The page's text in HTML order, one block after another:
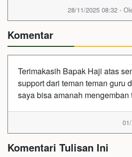
28/11/2025 08:32 -
Komentar
Terimakasih Bapak Haji atas
support dari teman teman guru
saya bisa amanah mengemban
Komentari Tulisan Ini